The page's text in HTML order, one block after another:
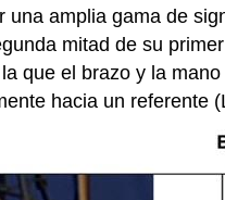
amplia gama de
mitad de su
que el brazo y la
hacia un referente